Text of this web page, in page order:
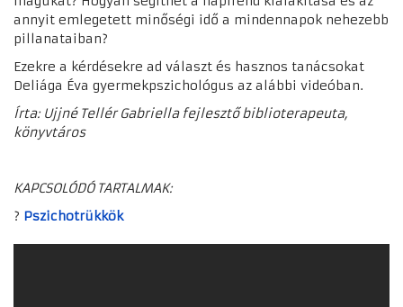
annyit emlegetett minőségi idő a mindennapok nehezebb
pillanataiban?
Ezekre a kérdésekre ad választ és hasznos tanácsokat
Deliága Éva gyermekpszichológus az alábbi videóban.
Írta: Ujjné Tellér Gabriella fejlesztő biblioterapeuta,
könyvtáros
KAPCSOLÓDÓ TARTALMAK:
? Pszichotrükkök